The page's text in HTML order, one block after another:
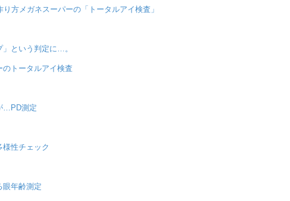
方メガネスーパーの「トータルアイ検査」
という判定に…。
トータルアイ検査
…PD測定
性チェック
眼年齢測定